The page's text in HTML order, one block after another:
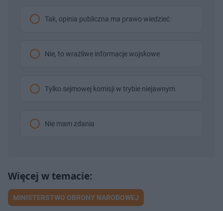
Tak, opinia publiczna ma prawo wiedzieć
Nie, to wrażliwe informacje wojskowe
Tylko sejmowej komisji w trybie niejawnym
Nie mam zdania
MINISTERSTWO OBRONY NARODOWEJ